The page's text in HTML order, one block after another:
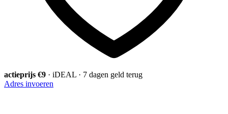
actieprijs €9 · iDEAL · 7 dagen geld terug
Adres invoeren